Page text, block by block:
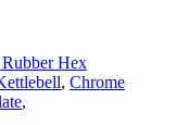
Hex
, Chrome
,